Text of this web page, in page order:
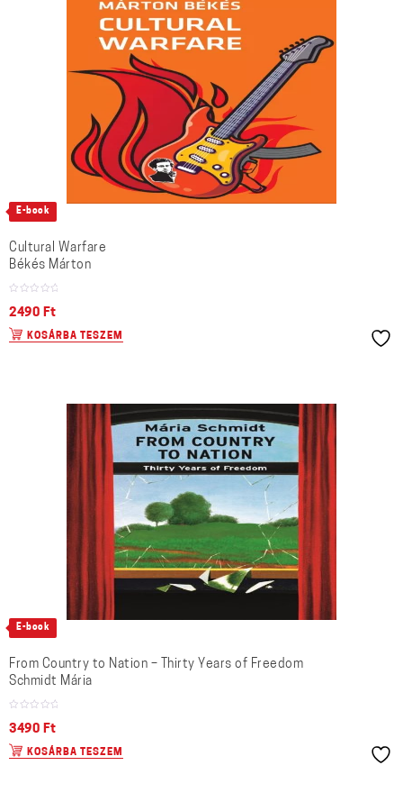
E-book
Cultural Warfare
Békés Márton
2490 Ft
KOSÁRBA TESZEM
E-book
From Country to Nation – Thirty Years of Freedom
Schmidt Mária
3490 Ft
KOSÁRBA TESZEM